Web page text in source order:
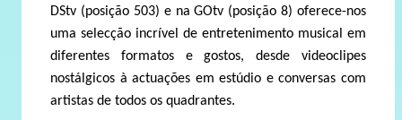
DStv (posição 503) e na GOtv (posição 8) oferece-nos
uma selecção incrível de entretenimento musical em
diferentes formatos e gostos, desde videoclipes
nostálgicos à actuações em estúdio e conversas com
artistas de todos os quadrantes.